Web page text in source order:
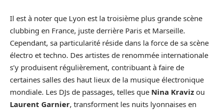
Il est à noter que Lyon est la troisième plus grande scène
clubbing en France, juste derrière Paris et Marseille.
Cependant, sa particularité réside dans la force de sa scène
électro et techno. Des artistes de renommée internationale
s’y produisent régulièrement, contribuant à faire de
certaines salles des haut lieux de la musique électronique
mondiale. Les DJs de passages, telles que Nina Kraviz ou
Laurent Garnier, transforment les nuits lyonnaises en